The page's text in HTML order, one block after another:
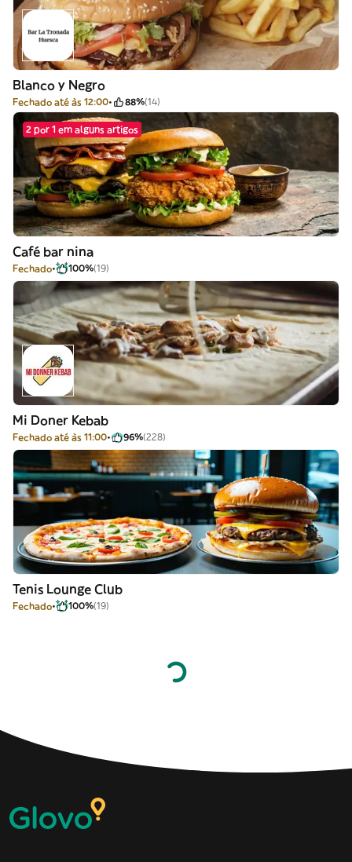
Blanco y Negro
Fechado até às 12:00 88%(14)
2 por 1 em alguns artigos
Café bar nina
Fechado 100%(19)
Mi Doner Kebab
Fechado até às 11:00 96%(228)
Tenis Lounge Club
Fechado 100%(19)